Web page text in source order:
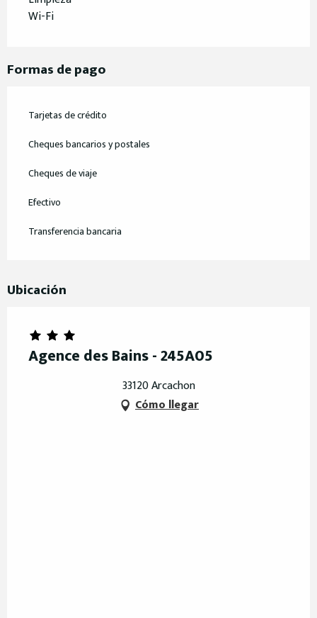
Wi-Fi
Formas de pago
Tarjetas de crédito
Cheques bancarios y postales
Cheques de viaje
Efectivo
Transferencia bancaria
Ubicación
Agence des Bains - 245A05
33120 Arcachon
Cómo llegar